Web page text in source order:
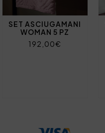
SET ASCIUGAMANI
WOMAN 5 PZ
192,00€